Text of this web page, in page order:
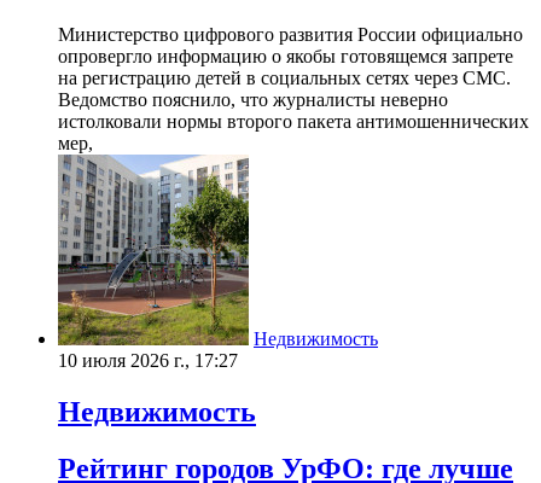
Министерство цифрового развития России официально
опровергло информацию о якобы готовящемся запрете
на регистрацию детей в социальных сетях через СМС.
Ведомство пояснило, что журналисты неверно
истолковали нормы второго пакета антимошеннических
мер,
Недвижимость
10 июля 2026 г., 17:27
Недвижимость
Рейтинг городов УрФО: где лучше